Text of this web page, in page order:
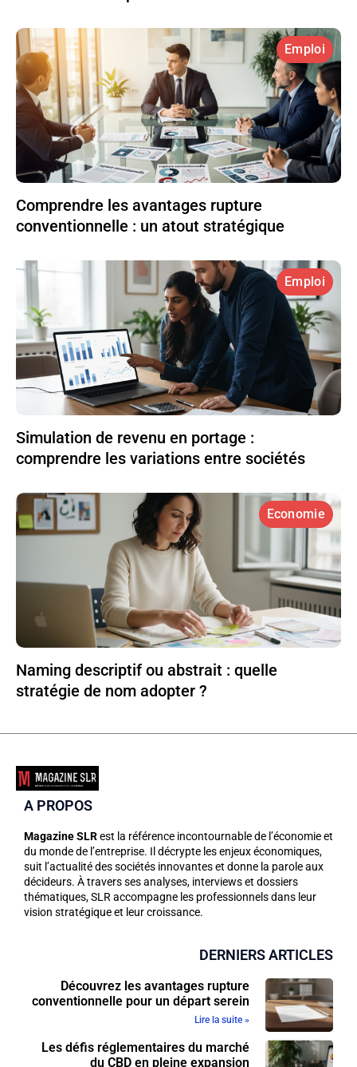
Emploi
Comprendre les avantages rupture
conventionnelle : un atout stratégique
Emploi
Simulation de revenu en portage :
comprendre les variations entre sociétés
Economie
Naming descriptif ou abstrait : quelle
stratégie de nom adopter ?
A PROPOS
Magazine SLRest la référence incontournable de l’économie et
du monde de l’entreprise. Il décrypte les enjeux économiques,
suit l’actualité des sociétés innovantes et donne la parole aux
décideurs. À travers ses analyses, interviews et dossiers
thématiques, SLR accompagne les professionnels dans leur
vision stratégique et leur croissance.
DERNIERS ARTICLES
Découvrez les avantages rupture
conventionnelle pour un départ serein
Lire la suite »
Les défis réglementaires du marché
du CBD en pleine expansion